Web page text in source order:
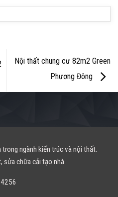
Nội thất chung cư 82m2 Green
Phương Đông
trong ngành kiến trúc và nội thất.
sửa chữa cải tạo nhà